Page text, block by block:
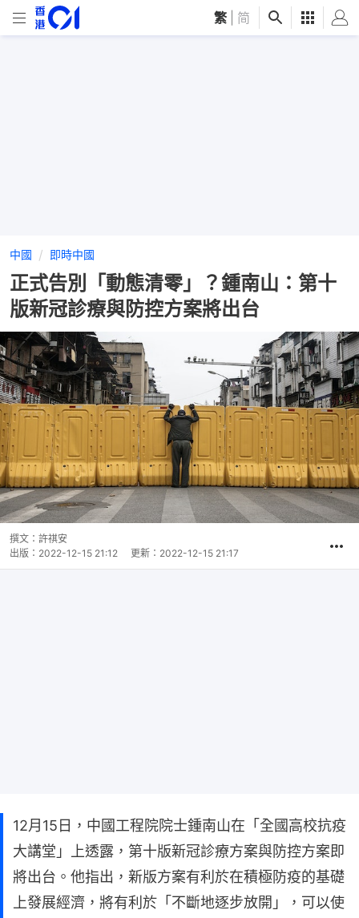
繁 简
中國 即時中國
正式告別「動態清零」？鍾南山：第十
版新冠診療與防控方案將出台
撰文： 許祺安
出版： 2022-12-15 21:12 更新： 2022-12-15 21:17
12月15日，中國工程院院士鍾南山在「全國高校抗疫
大講堂」上透露，第十版新冠診療方案與防控方案即
將出台。他指出，新版方案有利於在積極防疫的基礎
上發展經濟，將有利於「不斷地逐步放開」，可以使